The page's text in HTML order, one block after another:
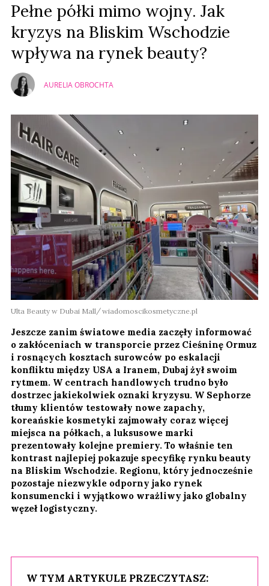
Pełne półki mimo wojny. Jak
kryzys na Bliskim Wschodzie
wpływa na rynek beauty?
AURELIA OBROCHTA
Ulta Beauty w Dubai Mall wiadomoscikosmetyczne.pl
Jeszcze zanim światowe media zaczęły informować
o zakłóceniach w transporcie przez Cieśninę Ormuz
i rosnących kosztach surowców po eskalacji
konfliktu między USA a Iranem, Dubaj żył swoim
rytmem. W centrach handlowych trudno było
dostrzec jakiekolwiek oznaki kryzysu. W Sephorze
tłumy klientów testowały nowe zapachy,
koreańskie kosmetyki zajmowały coraz więcej
miejsca na półkach, a luksusowe marki
prezentowały kolejne premiery. To właśnie ten
kontrast najlepiej pokazuje specyfikę rynku beauty
na Bliskim Wschodzie. Regionu, który jednocześnie
pozostaje niezwykle odporny jako rynek
konsumencki i wyjątkowo wrażliwy jako globalny
węzeł logistyczny.
W TYM ARTYKULE PRZECZYTASZ: